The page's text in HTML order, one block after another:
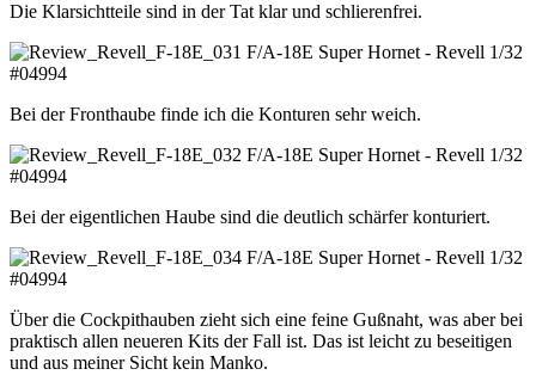
Die Klarsichtteile sind in der Tat klar und schlierenfrei.
Bei der Fronthaube finde ich die Konturen sehr weich.
Bei der eigentlichen Haube sind die deutlich schärfer konturiert.
Über die Cockpithauben zieht sich eine feine Gußnaht, was aber bei
praktisch allen neueren Kits der Fall ist. Das ist leicht zu beseitigen
und aus meiner Sicht kein Manko.